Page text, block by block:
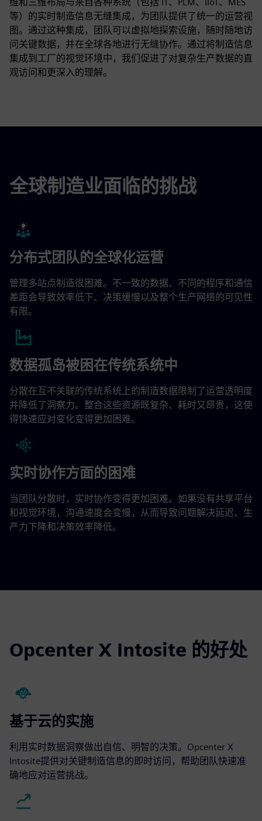
等）的实时制造信息无缝集成，为团队提供了统一的运营视
图。通过这种集成，团队可以虚拟地探索设施，随时随地访
问关键数据，并在全球各地进行无缝协作。通过将制造信息
集成到工厂的视觉环境中，我们促进了对复杂生产数据的直
观访问和更深入的理解。
全球制造业面临的挑战
分布式团队的全球化运营
管理多站点制造很困难。不一致的数据、不同的程序和通信
差距会导致效率低下、决策缓慢以及整个生产网络的可见性
有限。
数据孤岛被困在传统系统中
分散在互不关联的传统系统上的制造数据限制了运营透明度
并降低了洞察力。整合这些资源既复杂、耗时又昂贵，这使
得快速应对变化变得更加困难。
实时协作方面的困难
当团队分散时，实时协作变得更加困难。如果没有共享平台
和视觉环境，沟通速度会变慢，从而导致问题解决延迟、生
产力下降和决策效率降低。
Opcenter X Intosite 的好处
基于云的实施
利用实时数据洞察做出自信、明智的决策。Opcenter X
Intosite提供对关键制造信息的即时访问，帮助团队快速准
确地应对运营挑战。